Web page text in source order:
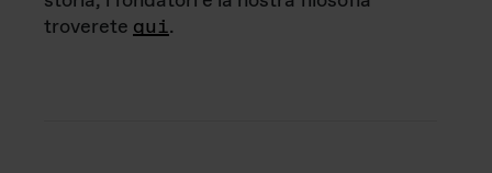
troverete qui.